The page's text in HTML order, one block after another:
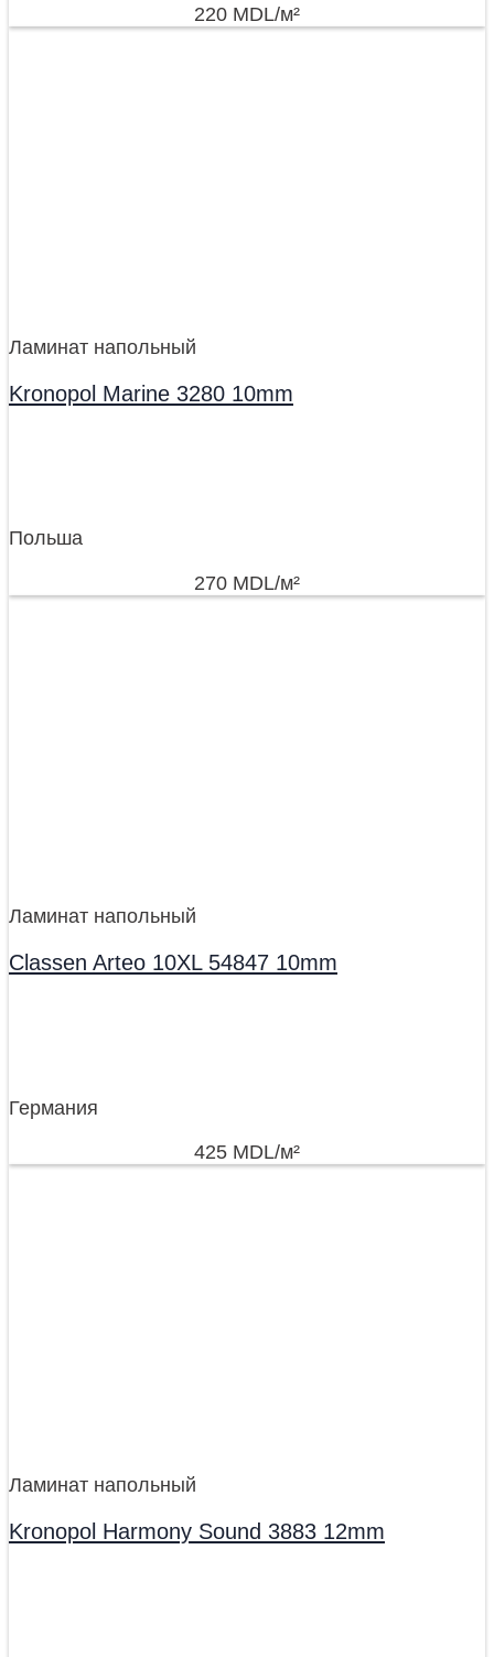
220 MDL/м²
Ламинат напольный
Kronopol Marine 3280 10mm
Польша
270 MDL/м²
Ламинат напольный
Classen Arteo 10XL 54847 10mm
Германия
425 MDL/м²
Ламинат напольный
Kronopol Harmony Sound 3883 12mm